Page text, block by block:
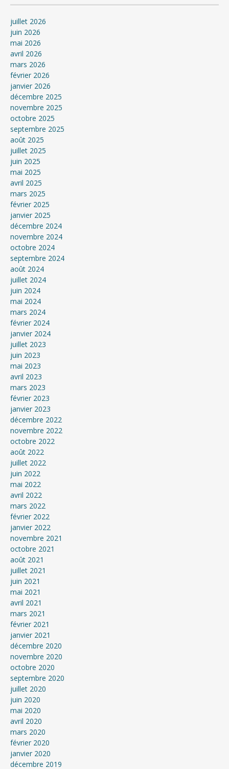
juillet 2026
juin 2026
mai 2026
avril 2026
mars 2026
février 2026
janvier 2026
décembre 2025
novembre 2025
octobre 2025
septembre 2025
août 2025
juillet 2025
juin 2025
mai 2025
avril 2025
mars 2025
février 2025
janvier 2025
décembre 2024
novembre 2024
octobre 2024
septembre 2024
août 2024
juillet 2024
juin 2024
mai 2024
mars 2024
février 2024
janvier 2024
juillet 2023
juin 2023
mai 2023
avril 2023
mars 2023
février 2023
janvier 2023
décembre 2022
novembre 2022
octobre 2022
août 2022
juillet 2022
juin 2022
mai 2022
avril 2022
mars 2022
février 2022
janvier 2022
novembre 2021
octobre 2021
août 2021
juillet 2021
juin 2021
mai 2021
avril 2021
mars 2021
février 2021
janvier 2021
décembre 2020
novembre 2020
octobre 2020
septembre 2020
juillet 2020
juin 2020
mai 2020
avril 2020
mars 2020
février 2020
janvier 2020
décembre 2019